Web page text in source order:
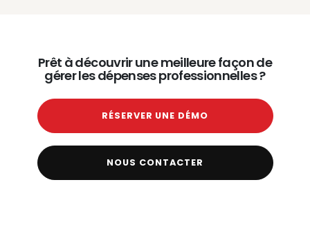
Prêt à découvrir une meilleure façon de
gérer les dépenses professionnelles ?
RÉSERVER UNE DÉMO
NOUS CONTACTER